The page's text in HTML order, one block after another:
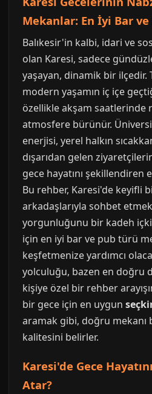
Mekanlar: En İyi Bar
Balıkesir'in kalbi, idari ve
olan Karesi, sadece
yaşayan, dinamik bir ilçedir.
modern yaşamın iç içe
özellikle akşam saatlerinde
atmosfere bürünür.
enerjisi, yerel halkın
dışarıdan gelen
gece hayatını şekillendiren
Bu rehber, Karesi'de keyifli
arkadaşlarıyla sohbet
yorgunluğunu bir kadeh
için en iyi bar ve pub türü
keşfetmenize yardımcı
yolculuğu, bazen en doğru
kişiye özel bir rehber
bir gece için en uygun
aramak gibi, doğru mekanı
kalitesini belirler.
Karesi'de Gece
Atar?